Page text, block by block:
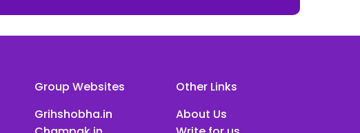
Group Websites
Grihshobha.in
Other Links
About Us